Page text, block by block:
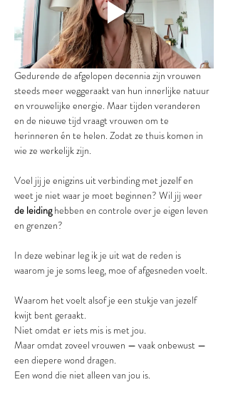
Gedurende de afgelopen decennia zijn vrouwen
steeds meer weggeraakt van hun innerlijke natuur
en vrouwelijke energie. Maar tijden veranderen
en de nieuwe tijd vraagt vrouwen om te
herinneren én te helen. Zodat ze thuis komen in
wie ze werkelijk zijn.
Voel jij je enigzins uit verbinding met jezelf en
weet je niet waar je moet beginnen? Wil jij weer
de leiding hebben en controle over je eigen leven
en grenzen?
In deze webinar leg ik je uit wat de reden is
waarom je je soms leeg, moe of afgesneden voelt.
Waarom het voelt alsof je een stukje van jezelf
kwijt bent geraakt.
Niet omdat er iets mis is met jou.
Maar omdat zoveel vrouwen — vaak onbewust —
een diepere wond dragen.
Een wond die niet alleen van jou is.